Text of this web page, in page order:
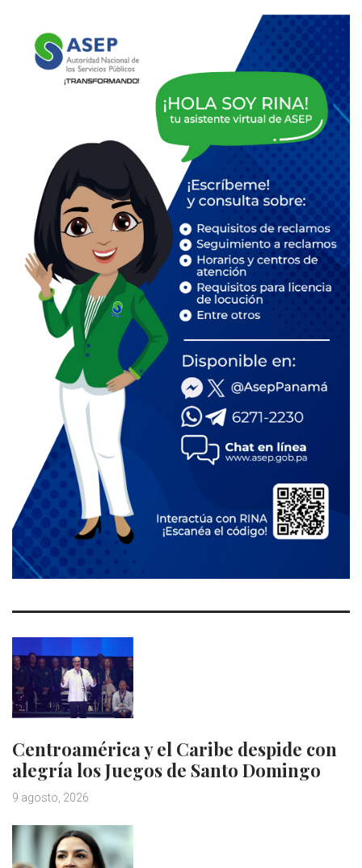
Centroamérica y el Caribe despide con
alegría los Juegos de Santo Domingo
9 agosto, 2026